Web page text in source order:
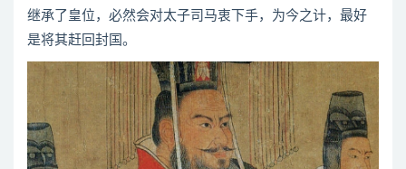
继承了皇位，必然会对太子司马衷下手，为今之计，最好
是将其赶回封国。